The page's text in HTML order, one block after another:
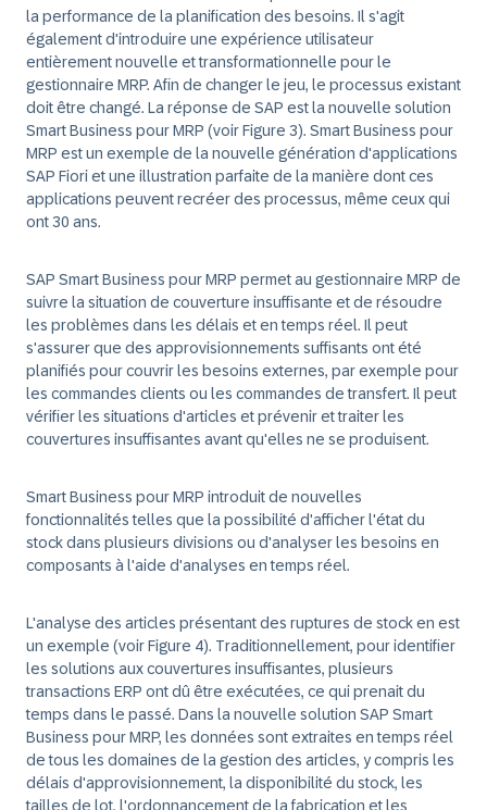
la performance de la planification des besoins. Il s'agit
également d'introduire une expérience utilisateur
entièrement nouvelle et transformationnelle pour le
gestionnaire MRP. Afin de changer le jeu, le processus existant
doit être changé. La réponse de SAP est la nouvelle solution
Smart Business pour MRP (voir Figure 3). Smart Business pour
MRP est un exemple de la nouvelle génération d'applications
SAP Fiori et une illustration parfaite de la manière dont ces
applications peuvent recréer des processus, même ceux qui
ont 30 ans.
SAP Smart Business pour MRP permet au gestionnaire MRP de
suivre la situation de couverture insuffisante et de résoudre
les problèmes dans les délais et en temps réel. Il peut
s'assurer que des approvisionnements suffisants ont été
planifiés pour couvrir les besoins externes, par exemple pour
les commandes clients ou les commandes de transfert. Il peut
vérifier les situations d'articles et prévenir et traiter les
couvertures insuffisantes avant qu'elles ne se produisent.
Smart Business pour MRP introduit de nouvelles
fonctionnalités telles que la possibilité d'afficher l'état du
stock dans plusieurs divisions ou d'analyser les besoins en
composants à l'aide d'analyses en temps réel.
L'analyse des articles présentant des ruptures de stock en est
un exemple (voir Figure 4). Traditionnellement, pour identifier
les solutions aux couvertures insuffisantes, plusieurs
transactions ERP ont dû être exécutées, ce qui prenait du
temps dans le passé. Dans la nouvelle solution SAP Smart
Business pour MRP, les données sont extraites en temps réel
de tous les domaines de la gestion des articles, y compris les
délais d'approvisionnement, la disponibilité du stock, les
tailles de lot, l'ordonnancement de la fabrication et les